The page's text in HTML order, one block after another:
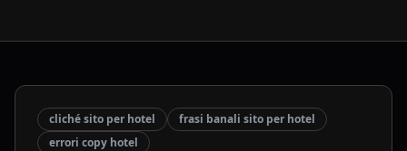
cliché sito per hotel
frasi banali sito per hotel
errori copy hotel